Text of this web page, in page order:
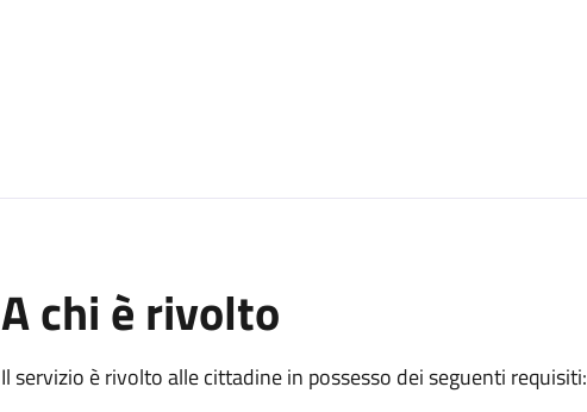
A chi è rivolto
Il servizio è rivolto alle cittadine in possesso dei seguenti requisiti: